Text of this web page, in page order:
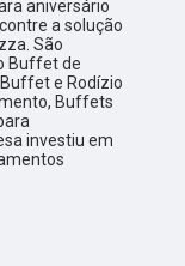
aniversário
a solução
São
Buffet de
e Rodízio
Buffets
investiu em